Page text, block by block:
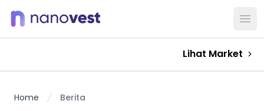
Lihat Market
Home Berita